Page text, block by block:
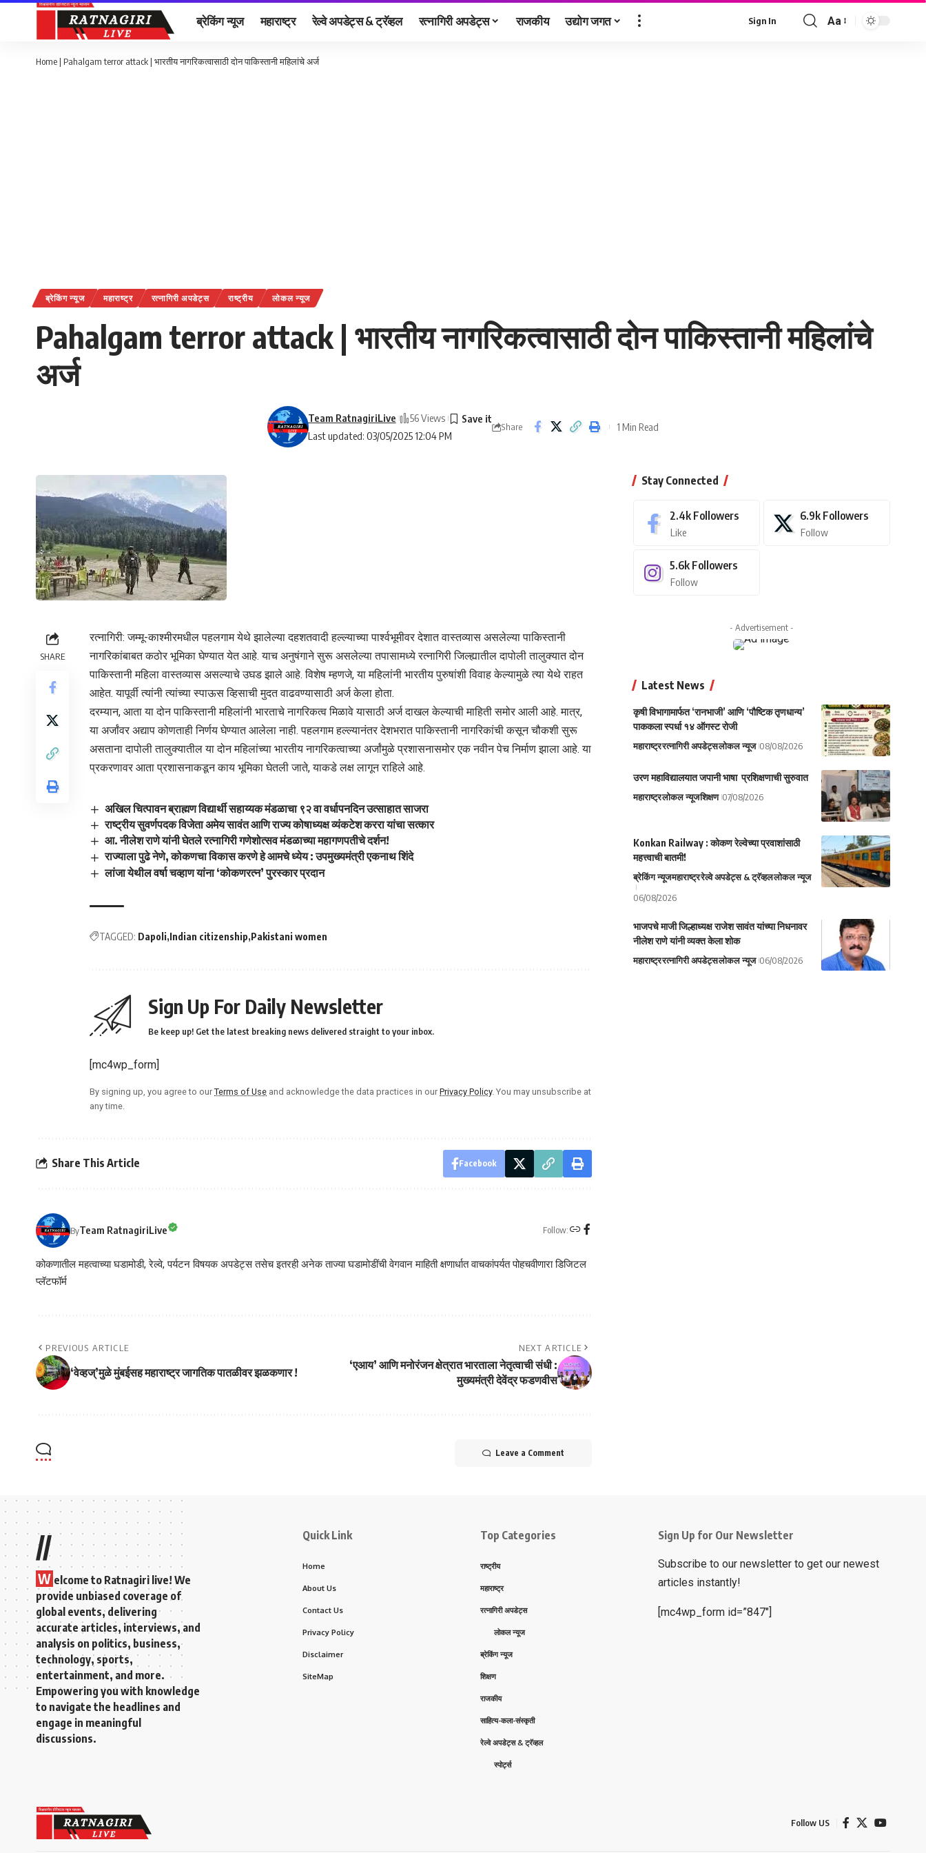
ब्रेकिंग न्यूज महाराष्ट्र रेल्वे अपडेट्स & ट्रॅव्हल रत्नागिरी अपडेट्स राजकीय उद्योग जगत Sign In
Font
Aa
Home | Pahalgam terror attack | भारतीय नागरिकत्वासाठी दोन पाकिस्तानी महिलांचे अर्ज
ब्रेकिंग न्यूज महाराष्ट्र रत्नागिरी अपडेट्स राष्ट्रीय लोकल न्यूज
Pahalgam terror attack | भारतीय नागरिकत्वासाठी दोन पाकिस्तानी महिलांचे
अर्ज
Last updated: 03/05/2025 12:04 PM
Team RatnagiriLive 56 Views
Share 1 Min Read
SHARE
रत्नागिरी: जम्मू-काश्मीरमधील पहलगाम येथे झालेल्या दहशतवादी हल्ल्याच्या पार्श्वभूमीवर देशात वास्तव्यास असलेल्या पाकिस्तानी
नागरिकांबाबत कठोर भूमिका घेण्यात येत आहे. याच अनुषंगाने सुरू असलेल्या तपासामध्ये रत्नागिरी जिल्ह्यातील दापोली तालुक्यात दोन
पाकिस्तानी महिला वास्तव्यास असल्याचे उघड झाले आहे. विशेष म्हणजे, या महिलांनी भारतीय पुरुषांशी विवाह केल्यामुळे त्या येथे राहत
आहेत. यापूर्वी त्यांनी त्यांच्या स्पाऊस व्हिसाची मुदत वाढवण्यासाठी अर्ज केला होता.
दरम्यान, आता या दोन पाकिस्तानी महिलांनी भारताचे नागरिकत्व मिळावे यासाठी अर्ज दाखल केल्याची माहिती समोर आली आहे. मात्र,
या अर्जांवर अद्याप कोणताही निर्णय घेण्यात आलेला नाही. पहलगाम हल्ल्यानंतर देशभरात पाकिस्तानी नागरिकांची कसून चौकशी सुरू
असताना दापोली तालुक्यातील या दोन महिलांच्या भारतीय नागरिकत्वाच्या अर्जांमुळे प्रशासनासमोर एक नवीन पेच निर्माण झाला आहे. या
प्रकरणावर आता प्रशासनाकडून काय भूमिका घेतली जाते, याकडे लक्ष लागून राहिले आहे.
अखिल चित्पावन ब्राह्मण विद्यार्थी सहाय्यक मंडळाचा ९२ वा वर्धापनदिन उत्साहात साजरा
राष्ट्रीय सुवर्णपदक विजेता अमेय सावंत आणि राज्य कोषाध्यक्ष व्यंकटेश कररा यांचा सत्कार
आ. नीलेश राणे यांनी घेतले रत्नागिरी गणेशोत्सव मंडळाच्या महागणपतीचे दर्शन!
राज्याला पुढे नेणे, कोकणचा विकास करणे हे आमचे ध्येय : उपमुख्यमंत्री एकनाथ शिंदे
लांजा येथील वर्षा चव्हाण यांना ‘कोकणरत्न’ पुरस्कार प्रदान
TAGGED: Dapoli Indian citizenship Pakistani women
Sign Up For Daily Newsletter
Be keep up! Get the latest breaking news delivered straight to your inbox.
[mc4wp_form]
By signing up, you agree to our Terms of Use and acknowledge the data practices in our Privacy Policy. You may unsubscribe at
any time.
Share This Article Facebook
ByTeam RatnagiriLive Follow:
कोकणातील महत्वाच्या घडामोडी, रेल्वे, पर्यटन विषयक अपडेट्स तसेच इतरही अनेक ताज्या घडामोडींची वेगवान माहिती क्षणार्धात वाचकांपर्यत पोहचवीणारा डिजिटल
प्लॅटफॉर्म
PREVIOUS ARTICLE
‘वेव्हज्’मुळे मुंबईसह महाराष्ट्र जागतिक पातळीवर झळकणार !
NEXT ARTICLE
‘एआय’ आणि मनोरंजन क्षेत्रात भारताला नेतृत्वाची संधी :
मुख्यमंत्री देवेंद्र फडणवीस
Leave a Comment
Stay Connected
2.4k Followers
Like
6.9k Followers
Follow
5.6k Followers
Follow
- Advertisement -
Latest News
कृषी विभागामार्फत ‘रानभाजी’ आणि ‘पौष्टिक तृणधान्य’
पाककला स्पर्धा १४ ऑगस्ट रोजी
महाराष्ट्ररत्नागिरी अपडेट्सलोकल न्यूज 08/08/2026
उरण महाविद्यालयात जपानी भाषा प्रशिक्षणाची सुरुवात
महाराष्ट्रलोकल न्यूजशिक्षण 07/08/2026
Konkan Railway : कोकण रेल्वेच्या प्रवाशांसाठी
महत्त्वाची बातमी!
ब्रेकिंग न्यूजमहाराष्ट्ररेल्वे अपडेट्स & ट्रॅव्हललोकल न्यूज
06/08/2026
भाजपचे माजी जिल्हाध्यक्ष राजेश सावंत यांच्या निधनावर
नीलेश राणे यांनी व्यक्त केला शोक
महाराष्ट्ररत्नागिरी अपडेट्सलोकल न्यूज 06/08/2026
//
W elcome to Ratnagiri live! We
provide unbiased coverage of
global events, delivering
accurate articles, interviews, and
analysis on politics, business,
technology, sports,
entertainment, and more.
Empowering you with knowledge
to navigate the headlines and
engage in meaningful
discussions.
Quick Link
Home
About Us
Contact Us
Privacy Policy
Disclaimer
SiteMap
Top Categories
राष्ट्रीय
महाराष्ट्र
रत्नागिरी अपडेट्स
लोकल न्यूज
ब्रेकिंग न्यूज
शिक्षण
राजकीय
साहित्य-कला-संस्कृती
रेल्वे अपडेट्स & ट्रॅव्हल
स्पोर्ट्स
Sign Up for Our Newsletter
Subscribe to our newsletter to get our newest
articles instantly!
[mc4wp_form id=”847″]
Follow US